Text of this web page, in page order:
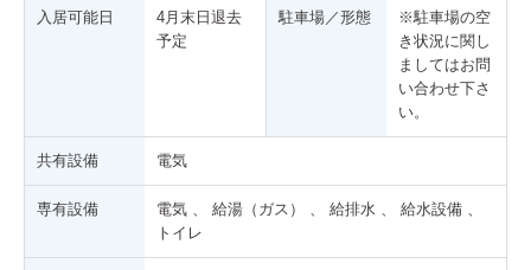
入居可能日
4月末日退去
予定
駐車場／形態
※駐車場の空
き状況に関し
ましてはお問
い合わせ下さ
い。
共有設備 電気
専有設備
電気 、 給湯（ガス） 、 給排水 、 給水設備 、
トイレ